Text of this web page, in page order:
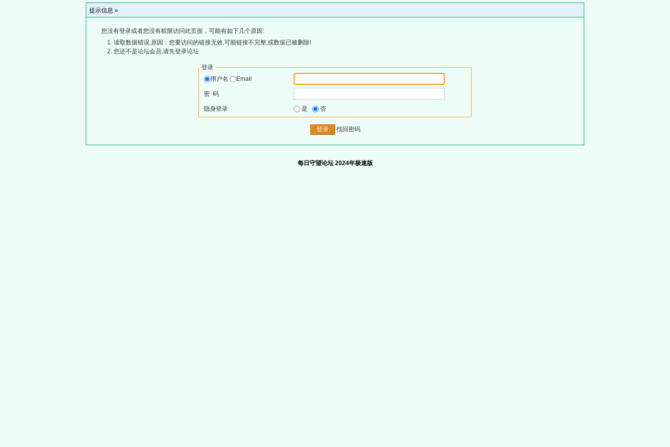
提示信息 »
您没有登录或者您没有权限访问此页面，可能有如下几个原因:
读取数据错误,原因：您要访问的链接无效,可能链接不完整,或数据已被删除!
您还不是论坛会员,请先登录论坛
登录
用户名
Email
密 码
隐身登录 是 否
找回密码
每日守望论坛 2024年极速版